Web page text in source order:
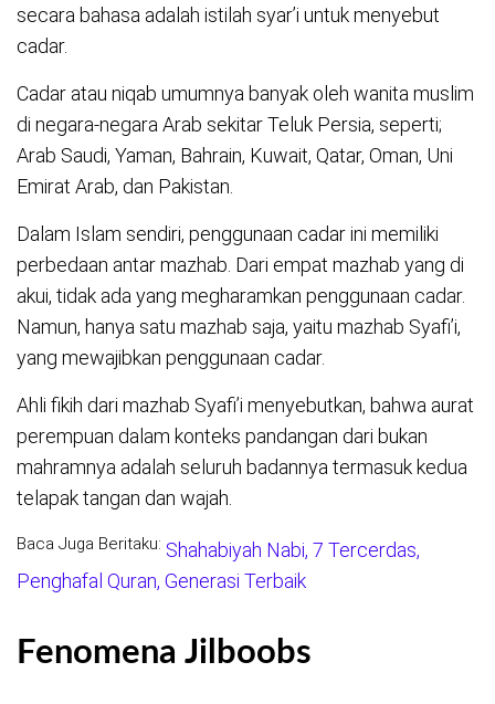
secara bahasa adalah istilah syar’i untuk menyebut
cadar.
Cadar atau niqab umumnya banyak oleh wanita muslim
di negara-negara Arab sekitar Teluk Persia, seperti;
Arab Saudi, Yaman, Bahrain, Kuwait, Qatar, Oman, Uni
Emirat Arab, dan Pakistan.
Dalam Islam sendiri, penggunaan cadar ini memiliki
perbedaan antar mazhab. Dari empat mazhab yang di
akui, tidak ada yang megharamkan penggunaan cadar.
Namun, hanya satu mazhab saja, yaitu mazhab Syafi’i,
yang mewajibkan penggunaan cadar.
Ahli fikih dari mazhab Syafi’i menyebutkan, bahwa aurat
perempuan dalam konteks pandangan dari bukan
mahramnya adalah seluruh badannya termasuk kedua
telapak tangan dan wajah.
Baca Juga Beritaku: Shahabiyah Nabi, 7 Tercerdas,
Penghafal Quran, Generasi Terbaik
Fenomena Jilboobs